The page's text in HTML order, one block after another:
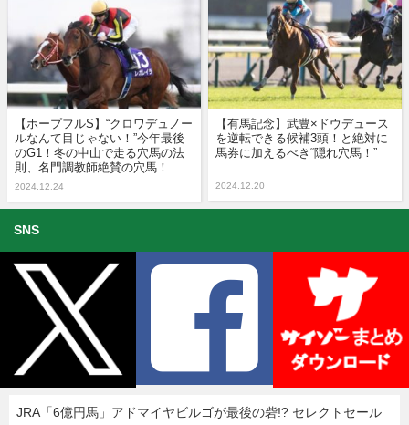
【ホープフルS】“クロワデュノー
ルなんて目じゃない！”今年最後
のG1！冬の中山で走る穴馬の法
則、名門調教師絶賛の穴馬！
2024.12.24
【有馬記念】武豊×ドウデュース
を逆転できる候補3頭！と絶対に
馬券に加えるべき“隠れ穴馬！”
2024.12.20
SNS
JRA「6億円馬」アドマイヤビルゴが最後の砦!? セレクトセール